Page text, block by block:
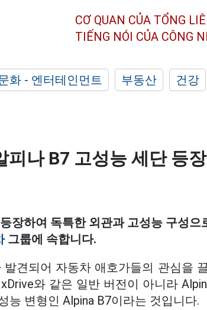
CƠ QUAN CỦA TỔNG
TIẾNG NÓI CỦA CÔNG
화 - 엔터테인먼트 부동산 건강
피나 B7 고성능 세단 등장
장하여 독특한 외관과 고성능 구성으
그룹에 속합니다.
견되어 자동차 애호가들의 관심을
와 같은 일반 버전이 아니라
능 변형인 Alpina B7이라는 것입니다.